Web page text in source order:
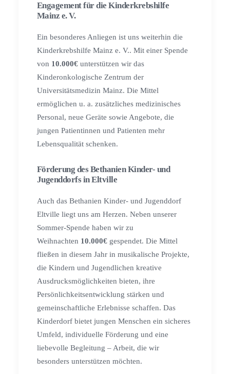
Engagement für die Kinderkrebshilfe
Mainz e. V.
Ein besonderes Anliegen ist uns weiterhin die
Kinderkrebshilfe Mainz e. V.. Mit einer Spende
von 10.000€ unterstützen wir das
Kinderonkologische Zentrum der
Universitätsmedizin Mainz. Die Mittel
ermöglichen u. a. zusätzliches medizinisches
Personal, neue Geräte sowie Angebote, die
jungen Patientinnen und Patienten mehr
Lebensqualität schenken.
Förderung des Bethanien Kinder- und
Jugenddorfs in Eltville
Auch das Bethanien Kinder- und Jugenddorf
Eltville liegt uns am Herzen. Neben unserer
Sommer-Spende haben wir zu
Weihnachten 10.000€ gespendet. Die Mittel
fließen in diesem Jahr in musikalische Projekte,
die Kindern und Jugendlichen kreative
Ausdrucksmöglichkeiten bieten, ihre
Persönlichkeitsentwicklung stärken und
gemeinschaftliche Erlebnisse schaffen. Das
Kinderdorf bietet jungen Menschen ein sicheres
Umfeld, individuelle Förderung und eine
liebevolle Begleitung – Arbeit, die wir
besonders unterstützen möchten.